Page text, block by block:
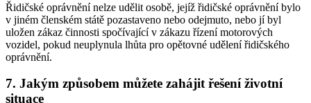
Řidičské oprávnění nelze udělit osobě, jejíž řidičské oprávnění bylo
v jiném členském státě pozastaveno nebo odejmuto, nebo jí byl
uložen zákaz činnosti spočívající v zákazu řízení motorových
vozidel, pokud neuplynula lhůta pro opětovné udělení řidičského
oprávnění.
7. Jakým způsobem můžete zahájit řešení životní
situace